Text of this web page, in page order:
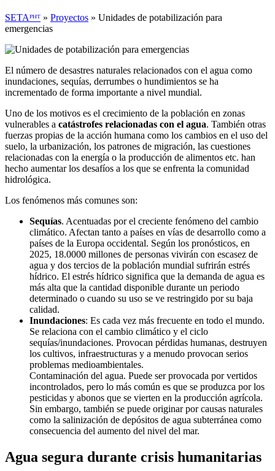
SETAᴾᴴᵀ » Proyectos » Unidades de potabilización para
emergencias
El número de desastres naturales relacionados con el agua como
inundaciones, sequías, derrumbes o hundimientos se ha
incrementado de forma importante a nivel mundial.
Uno de los motivos es el crecimiento de la población en zonas
vulnerables a catástrofes relacionadas con el agua. También otras
fuerzas propias de la acción humana como los cambios en el uso del
suelo, la urbanización, los patrones de migración, las cuestiones
relacionadas con la energía o la producción de alimentos etc. han
hecho aumentar los desafíos a los que se enfrenta la comunidad
hidrológica.
Los fenómenos más comunes son:
Sequías. Acentuadas por el creciente fenómeno del cambio
climático. Afectan tanto a países en vías de desarrollo como a
países de la Europa occidental. Según los pronósticos, en
2025, 18.0000 millones de personas vivirán con escasez de
agua y dos tercios de la población mundial sufrirán estrés
hídrico. El estrés hídrico significa que la demanda de agua es
más alta que la cantidad disponible durante un periodo
determinado o cuando su uso se ve restringido por su baja
calidad.
Inundaciones: Es cada vez más frecuente en todo el mundo.
Se relaciona con el cambio climático y el ciclo
sequías/inundaciones. Provocan pérdidas humanas, destruyen
los cultivos, infraestructuras y a menudo provocan serios
problemas medioambientales.
Contaminación del agua. Puede ser provocada por vertidos
incontrolados, pero lo más común es que se produzca por los
pesticidas y abonos que se vierten en la producción agrícola.
Sin embargo, también se puede originar por causas naturales
como la salinización de depósitos de agua subterránea como
consecuencia del aumento del nivel del mar.
Agua segura durante crisis humanitarias